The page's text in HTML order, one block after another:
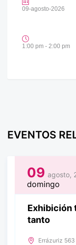
09-agosto-2026
1:00 pm - 2:00 pm
EVENTOS
09 agosto,
domingo
Exhibición
tanto
Errázuriz 563